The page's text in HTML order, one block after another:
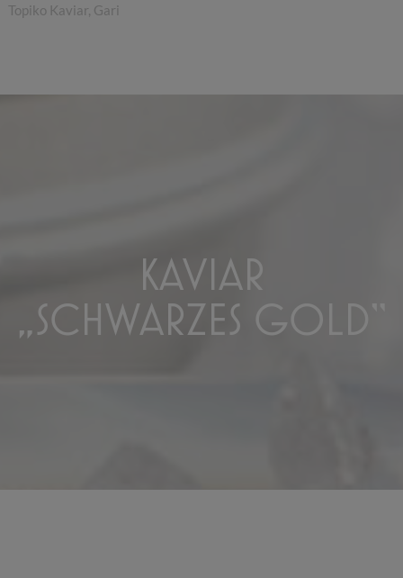
Topiko Kaviar, Gari
KAVIAR
„SCHWARZES GOLD“